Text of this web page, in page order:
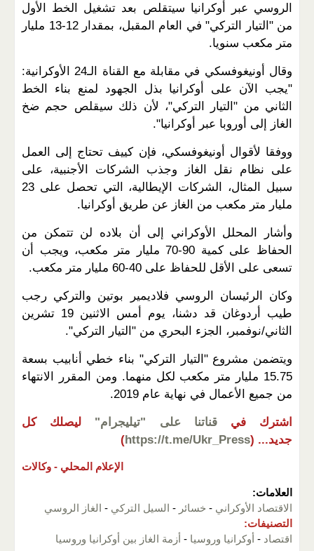
الروسي عبر أوكرانيا سيتقلص بعد تشغيل الخط الأول
من "التيار التركي" في العام المقبل، بمقدار 12-13 مليار
متر مكعب سنويا.
وقال أونيغوفسكي في مقابلة مع القناة الـ24 الأوكرانية:
"يجب الآن على أوكرانيا بذل الجهود لمنع بناء الخط
الثاني من "التيار التركي"، لأن ذلك سيقلص حجم ضخ
الغاز إلى أوروبا عبر أوكرانيا".
ووفقا لأقوال أونيغوفسكي، فإن كييف تحتاج إلى العمل
على نظام نقل الغاز وجذب الشركات الأجنبية، على
سبيل المثال، الشركات الإيطالية، التي تحصل على 23
مليار متر مكعب من الغاز عن طريق أوكرانيا.
وأشار المحلل الأوكراني إلى أن بلاده لن تتمكن من
الحفاظ على كمية 90-70 مليار متر مكعب، ويجب أن
تسعى على الأقل للحفاظ على 40-60 مليار متر مكعب.
وكان الرئيسان الروسي فلاديمير بوتين والتركي رجب
طيب أردوغان قد دشنا، يوم أمس الاثنين 19 تشرين
الثاني/نوفمبر، الجزء البحري من "التيار التركي".
ويتضمن مشروع "التيار التركي" بناء خطي أنابيب بسعة
15.75 مليار متر مكعب لكل منهما. ومن المقرر الانتهاء
من جميع الأعمال في نهاية عام 2019.
اشترك في قناتنا على "تيليجرام"
ليصلك كل
جديد... (
https://t.me/Ukr_Press
)
الإعلام المحلي - وكالات
العلامات:
الاقتصاد الأوكراني - خسائر - السيل التركي - الغاز الروسي
التصنيفات:
اقتصاد - أوكرانيا وروسيا - أزمة الغاز بين أوكرانيا وروسيا